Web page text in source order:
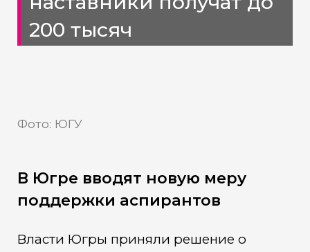
200 тысяч
Фото: ЮГУ
В Югре вводят новую меру
поддержки аспирантов
Власти Югры приняли решение о